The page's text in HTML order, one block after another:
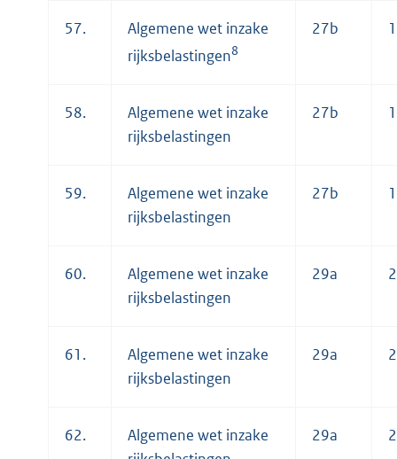
57.
Algemene wet inzake
rijksbelastingen8
27b 1
58.
Algemene wet inzake
rijksbelastingen
27b 1
59.
Algemene wet inzake
rijksbelastingen
27b 1
60.
Algemene wet inzake
rijksbelastingen
29a 2
61.
Algemene wet inzake
rijksbelastingen
29a 2
62.
Algemene wet inzake
29a 2